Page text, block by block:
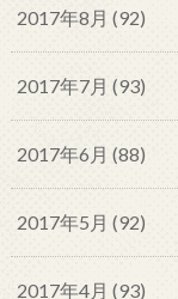
2017年8月 (92)
2017年7月 (93)
2017年6月 (88)
2017年5月 (92)
2017年4月 (93)